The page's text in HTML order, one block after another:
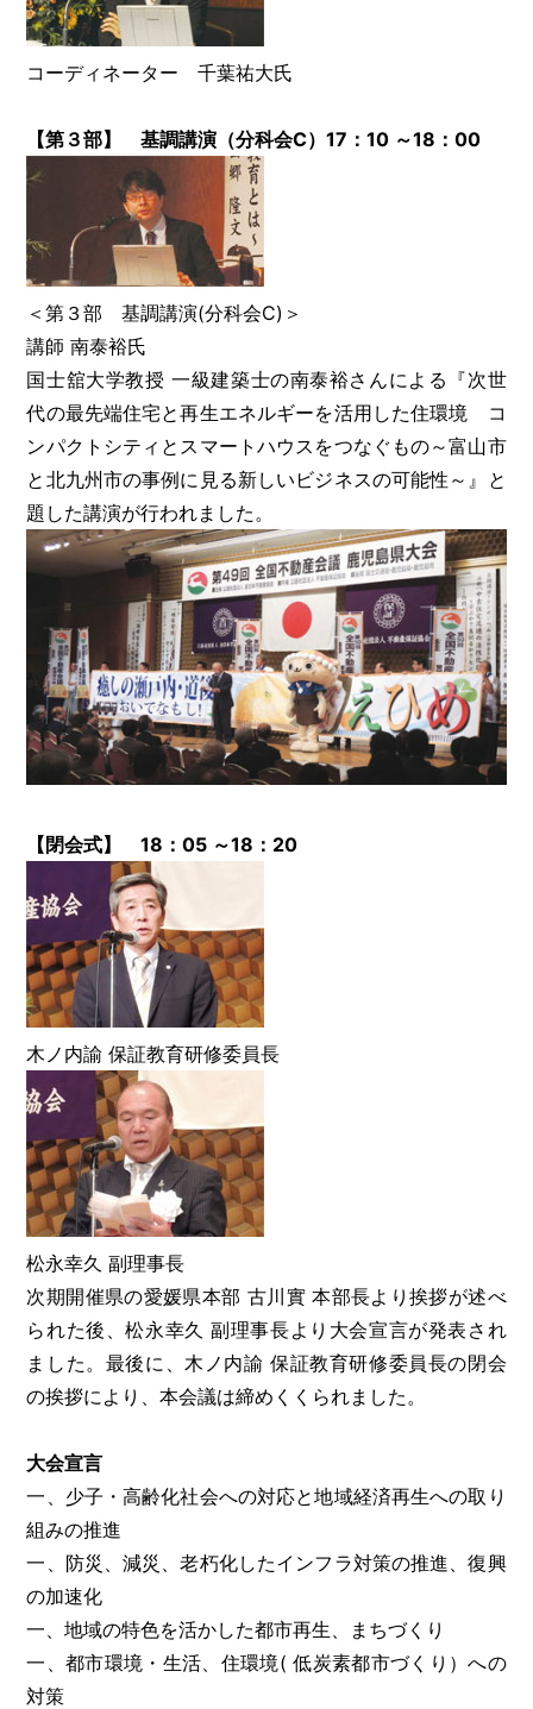
コーディネーター 千葉祐大氏
【第３部】 基調講演（分科会C）17：10 ～18：00
＜第３部 基調講演(分科会C)＞
講師 南泰裕氏
国士舘大学教授 一級建築士の南泰裕さんによる『次世
代の最先端住宅と再生エネルギーを活用した住環境 コ
ンパクトシティとスマートハウスをつなぐもの～富山市
と北九州市の事例に見る新しいビジネスの可能性～』と
題した講演が行われました。
【閉会式】 18：05 ～18：20
木ノ内諭 保証教育研修委員長
松永幸久 副理事長
次期開催県の愛媛県本部 古川實 本部長より挨拶が述べ
られた後、松永幸久 副理事長より大会宣言が発表され
ました。最後に、木ノ内諭 保証教育研修委員長の閉会
の挨拶により、本会議は締めくくられました。
大会宣言
一、少子・高齢化社会への対応と地域経済再生への取り
組みの推進
一、防災、減災、老朽化したインフラ対策の推進、復興
の加速化
一、地域の特色を活かした都市再生、まちづくり
一、都市環境・生活、住環境( 低炭素都市づくり）への
対策